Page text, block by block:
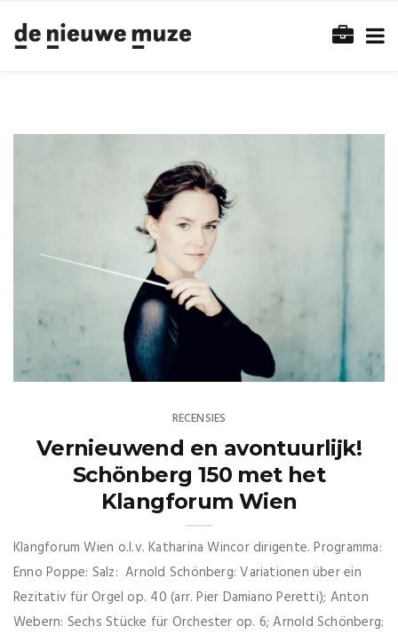
RECENSIES
Vernieuwend en avontuurlijk!
Schönberg 150 met het
Klangforum Wien
Klangforum Wien o.l.v. Katharina Wincor dirigente. Programma:
Enno Poppe: Salz: Arnold Schönberg: Variationen über ein
Rezitativ für Orgel op. 40 (arr. Pier Damiano Peretti); Anton
Webern: Sechs Stücke für Orchester op. 6; Arnold Schönberg: